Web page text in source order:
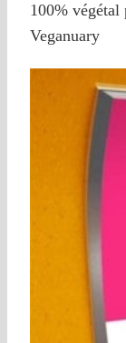
100% végétal
Veganuary